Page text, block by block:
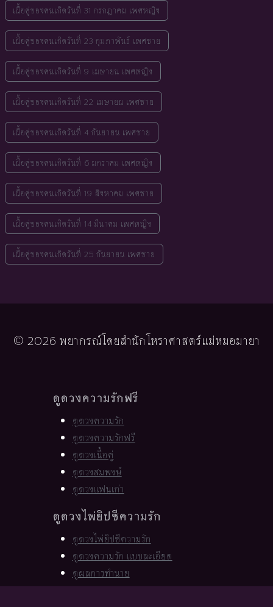
เนื้อคู่ของคนเกิดวันที่ 31 กรกฎาคม เพศหญิง
เนื้อคู่ของคนเกิดวันที่ 23 กุมภาพันธ์ เพศชาย
เนื้อคู่ของคนเกิดวันที่ 9 เมษายน เพศหญิง
เนื้อคู่ของคนเกิดวันที่ 22 เมษายน เพศชาย
เนื้อคู่ของคนเกิดวันที่ 4 กันยายน เพศชาย
เนื้อคู่ของคนเกิดวันที่ 6 มกราคม เพศหญิง
เนื้อคู่ของคนเกิดวันที่ 19 สิงหาคม เพศชาย
เนื้อคู่ของคนเกิดวันที่ 14 มีนาคม เพศหญิง
เนื้อคู่ของคนเกิดวันที่ 25 กันยายน เพศชาย
© 2026 พยากรณ์โดยสำนักโหราศาสตร์แม่หมอมายา
ดูดวงความรักฟรี
ดูดวงความรัก
ดูดวงความรักฟรี
ดูดวงเนื้อคู่
ดูดวงสมพงษ์
ดูดวงแฟนเก่า
ดูดวงไพ่ยิปซีความรัก
ดูดวงไพ่ยิปซีความรัก
ดูดวงความรัก แบบละเอียด
ดูผลการทำนาย